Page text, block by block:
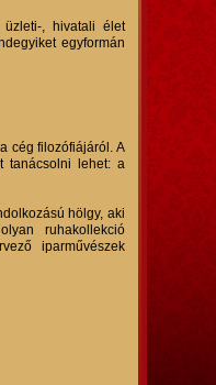
, hivatali élet
egyformán
cég filozófiájáról. A
tanácsolni lehet: a
hölgy, aki
ruhakollekció
iparművészek